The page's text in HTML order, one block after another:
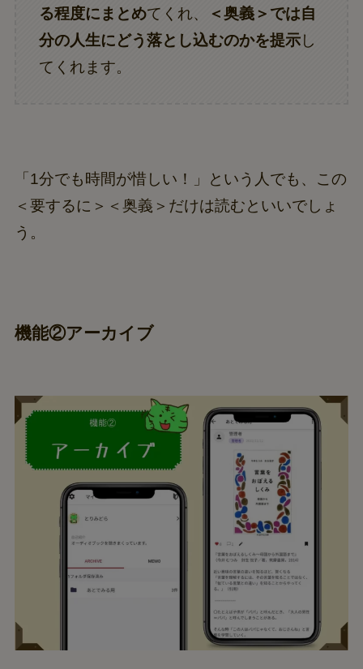
る程度にまとめてくれ、
＜奥義＞では自
分の人生にどう落とし込むのかを提示し
てくれます。
「1分でも時間が惜しい！」という人でも、この
＜要するに＞＜奥義＞だけは読むといいでしょ
う。
機能②アーカイブ